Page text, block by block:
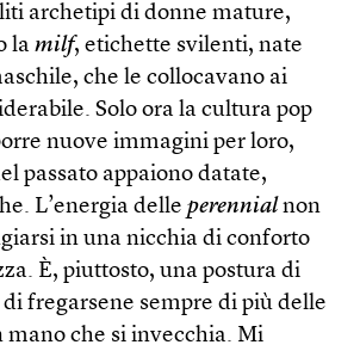
archetipi di donne mature,
la milf, etichette svilenti, nate
che le collocavano ai
Solo ora la cultura pop
nuove immagini per loro,
passato appaiono datate,
L’energia delle perennial non
in una nicchia di conforto
È, piuttosto, una postura di
fregarsene sempre di più delle
mano che si invecchia. Mi